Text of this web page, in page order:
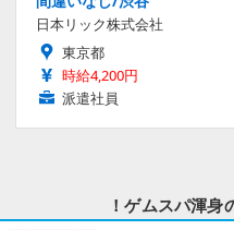
日本リック株式会社
東京都
時給4,200円
派遣社員
！ゲムスパ渾身